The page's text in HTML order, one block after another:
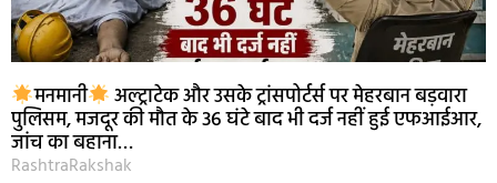
मनमानी अल्ट्राटेक और उसके ट्रांसपोर्टर्स पर मेहरबान बड़वारा
पुलिसम, मजदूर की मौत के 36 घंटे बाद भी दर्ज नहीं हुई एफआईआर,
जांच का बहाना…
RashtraRakshak